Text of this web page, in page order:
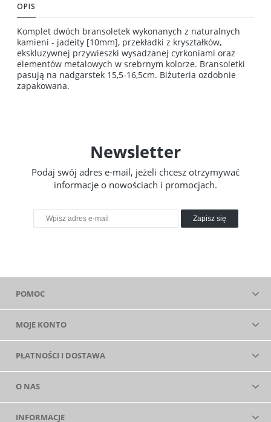
OPIS
Komplet dwóch bransoletek wykonanych z naturalnych
kamieni - jadeity [10mm], przekładki z kryształków,
ekskluzywnej przywieszki wysadzanej cyrkoniami oraz
elementów metalowych w srebrnym kolorze. Bransoletki
pasują na nadgarstek 15,5-16,5cm. Biżuteria ozdobnie
zapakowana.
Newsletter
Podaj swój adres e-mail, jeżeli chcesz otrzymywać
informacje o nowościach i promocjach.
Zapisz się
POMOC
MOJE KONTO
PŁATNOŚCI I DOSTAWA
O NAS
INFORMACJE